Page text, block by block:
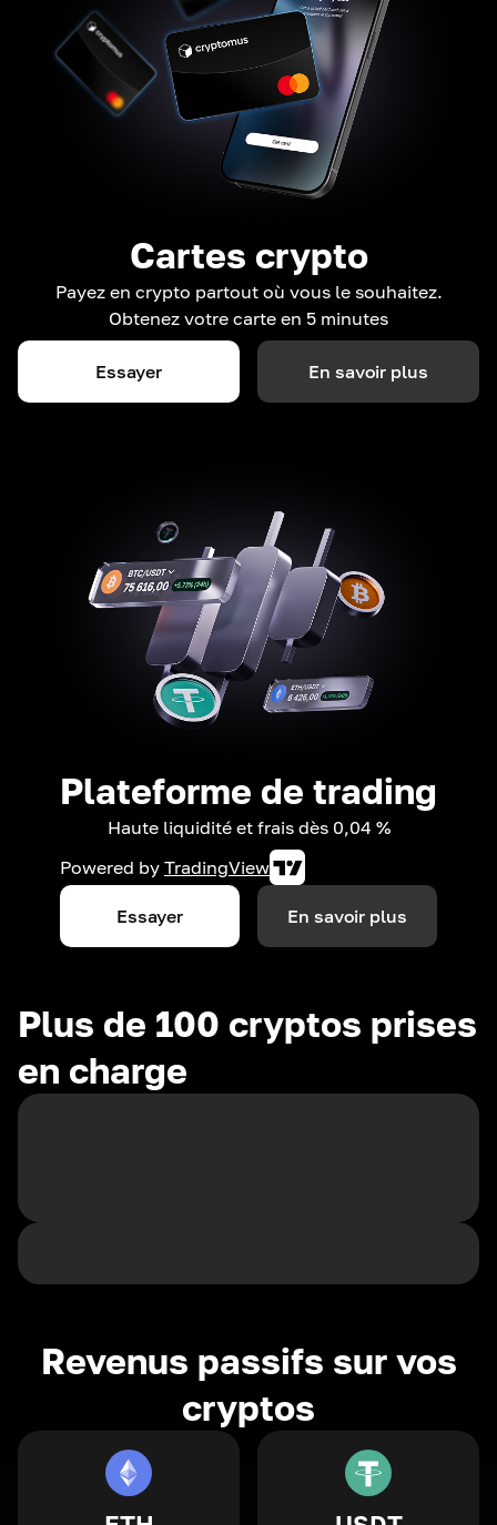
Cartes crypto
Payez en crypto partout où vous le souhaitez.
Obtenez votre carte en 5 minutes
Essayer En savoir plus
Plateforme de trading
Haute liquidité et frais dès 0,04 %
Powered by TradingView
Essayer En savoir plus
Plus de 100 cryptos prises
en charge
Revenus passifs sur vos
cryptos